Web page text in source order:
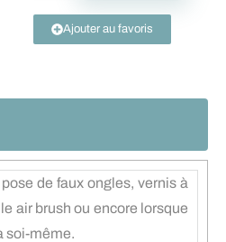
Ajouter au favoris
de faux ongles, vernis à
air brush ou encore lorsque
soi-même.